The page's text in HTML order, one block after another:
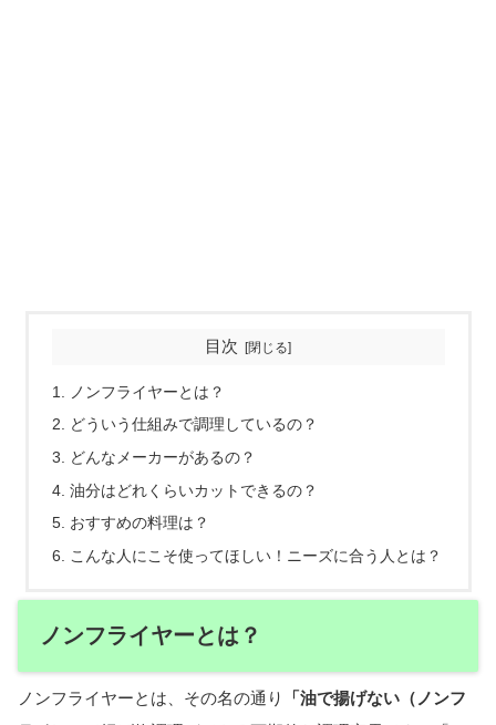
目次
ノンフライヤーとは？
どういう仕組みで調理しているの？
どんなメーカーがあるの？
油分はどれくらいカットできるの？
おすすめの料理は？
こんな人にこそ使ってほしい！ニーズに合う人とは？
ノンフライヤーとは？
ノンフライヤーとは、その名の通り
「油で揚げない（ノンフ